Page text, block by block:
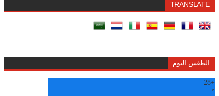
TRANSLATE
الطقس اليوم
+
28
°